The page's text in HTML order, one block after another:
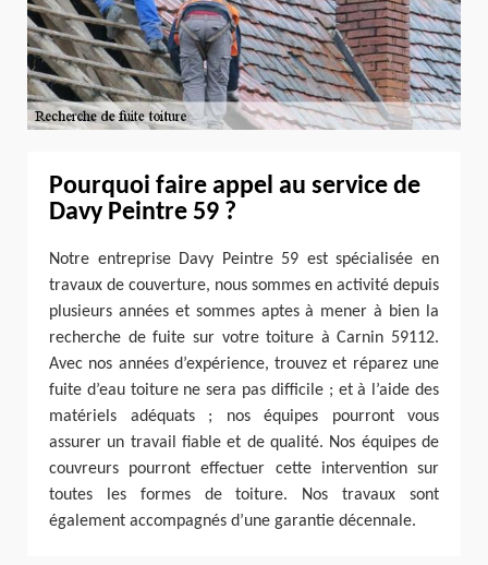
Pourquoi faire appel au service de
Davy Peintre 59 ?
Notre entreprise Davy Peintre 59 est spécialisée en
travaux de couverture, nous sommes en activité depuis
plusieurs années et sommes aptes à mener à bien la
recherche de fuite sur votre toiture à Carnin 59112.
Avec nos années d’expérience, trouvez et réparez une
fuite d’eau toiture ne sera pas difficile ; et à l’aide des
matériels adéquats ; nos équipes pourront vous
assurer un travail fiable et de qualité. Nos équipes de
couvreurs pourront effectuer cette intervention sur
toutes les formes de toiture. Nos travaux sont
également accompagnés d’une garantie décennale.